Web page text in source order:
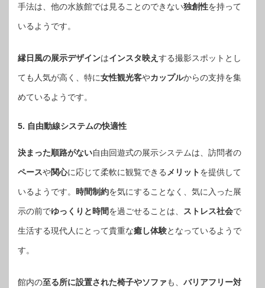
手法は、他の水族館では見ることのできない独創性を持って
いるようです。
縁日風の展示デザインはインスタ映え する撮影スポットとし
ても人気が高く、特に女性観光客やカップルからの支持を集
めているようです。
5. 自由動線システムの快適性
決まった順路がない自由回遊式の展示システムは、訪問者の
ペースや関心に応じて柔軟に観覧できる メリットを提供して
いるようです。 時間制約を気にすることなく、気に入った展
示の前でゆっくりと時間を過ごせることは、 ストレス社会で
生活する現代人にとって貴重な癒し体験となっているようで
す。
館内の至る所に設置された椅子やソファも、 バリアフリー対